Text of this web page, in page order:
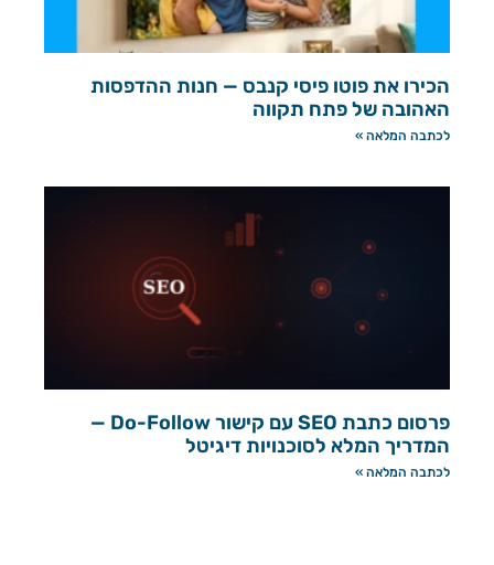
הכירו את פוטו פיסי קנבס — חנות ההדפסות
האהובה של פתח תקווה
לכתבה המלאה »
פרסום כתבת SEO עם קישור Do-Follow —
המדריך המלא לסוכנויות דיגיטל
לכתבה המלאה »